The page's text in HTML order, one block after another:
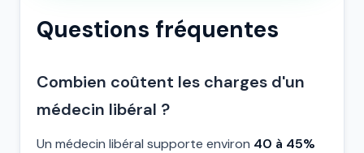
Questions fréquentes
Combien coûtent les charges d'un
médecin libéral ?
Un médecin libéral supporte environ 40 à 45%